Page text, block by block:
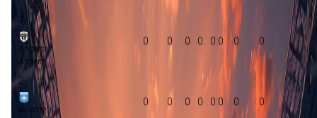
1
Angers
Angers
0 0 0 0 0:0 0 0
2
Auxerre
0 0 0 0 0:0 0 0